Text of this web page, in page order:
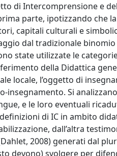
di Intercomprensione e
parte, ipotizzando che
capitali culturali e
dal tradizionale
state utilizzate le
della Didattica
locale, l’oggetto di
Si
e le loro eventuali
di IC in ambito
dall’altra
2008) generati dal
devono) svolgere per